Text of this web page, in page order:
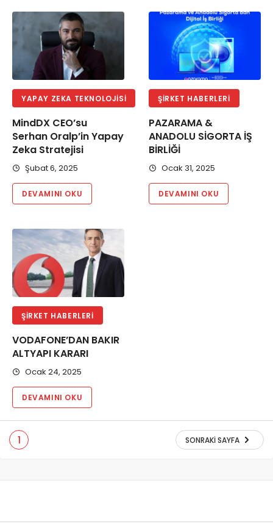
YAPAY ZEKA TEKNOLOJISI
MindDX CEO’su
Serhan Oralp’in Yapay
Zeka Stratejisi
Şubat 6, 2025
DEVAMINI OKU
ŞIRKET HABERLERI
PAZARAMA &
ANADOLU SİGORTA İŞ
BİRLİĞİ
Ocak 31, 2025
DEVAMINI OKU
ŞIRKET HABERLERI
VODAFONE’DAN BAKIR
ALTYAPI KARARI
Ocak 24, 2025
DEVAMINI OKU
1 SONRAKI SAYFA